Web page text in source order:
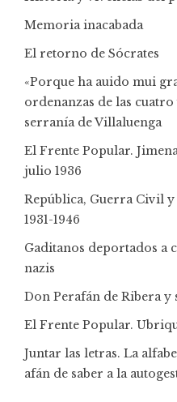
Memoria inacabada
El retorno de Sócrates
«Porque ha auido mui
ordenanzas de las
serranía de Villaluenga
El Frente Popular.
julio 1936
República, Guerra Civil
1931-1946
Gaditanos deportados a
nazis
Don Perafán de Ribera y
El Frente Popular.
Juntar las letras. La
afán de saber a la